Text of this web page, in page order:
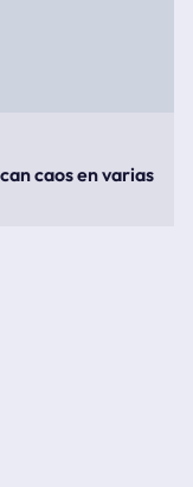
caos en varias